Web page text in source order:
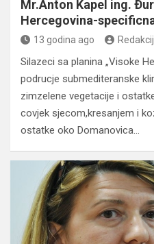
Mr.Anton Kapel ing.
Hercegovina-
13 godina ago
Silazeci sa planina „Visoke
podrucje submediteranske
zimzelene vegetacije i
covjek sjecom,kresanjem i
ostatke oko Domanovica…